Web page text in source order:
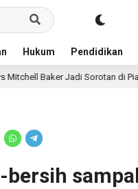
Hukum Pendidikan
Sorotan di Piala AFF 2026